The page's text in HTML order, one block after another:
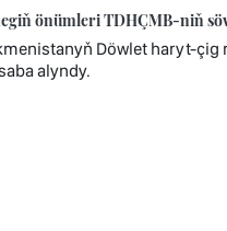
önümleri TDHÇMB-niň
Döwlet haryt-
alyndy.